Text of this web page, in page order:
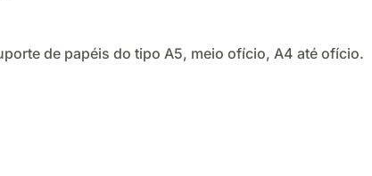
de papéis do tipo A5, meio ofício, A4 até ofício.